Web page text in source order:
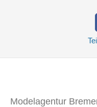
Modelagentur